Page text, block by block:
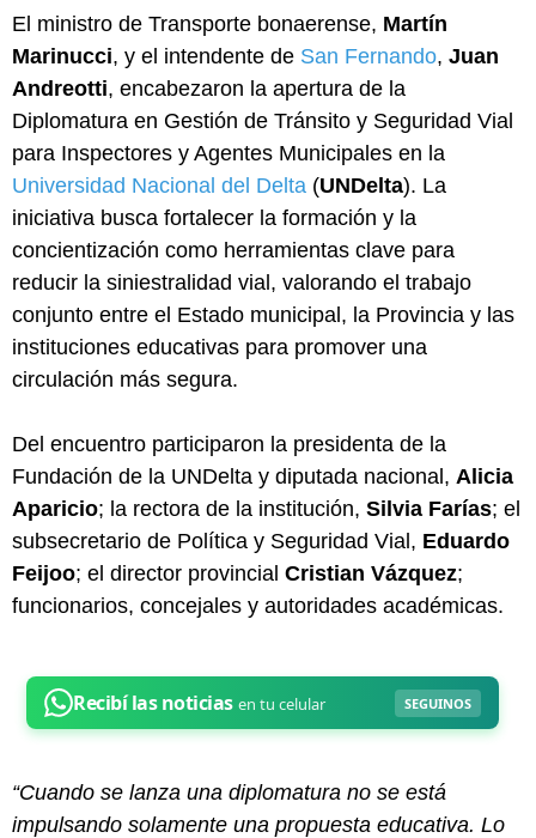
El ministro de Transporte bonaerense, Martín
Marinucci, y el intendente de San Fernando, Juan
Andreotti, encabezaron la apertura de la
Diplomatura en Gestión de Tránsito y Seguridad Vial
para Inspectores y Agentes Municipales en la
Universidad Nacional del Delta (UNDelta). La
iniciativa busca fortalecer la formación y la
concientización como herramientas clave para
reducir la siniestralidad vial, valorando el trabajo
conjunto entre el Estado municipal, la Provincia y las
instituciones educativas para promover una
circulación más segura.
Del encuentro participaron la presidenta de la
Fundación de la UNDelta y diputada nacional, Alicia
Aparicio; la rectora de la institución, Silvia Farías; el
subsecretario de Política y Seguridad Vial, Eduardo
Feijoo; el director provincial Cristian Vázquez;
funcionarios, concejales y autoridades académicas.
“Cuando se lanza una diplomatura no se está
impulsando solamente una propuesta educativa. Lo